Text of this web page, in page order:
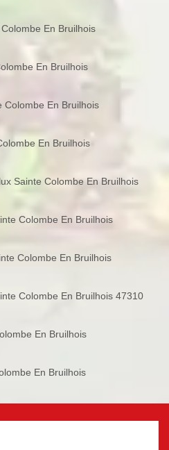
En Bruilhois
En Bruilhois
Colombe En Bruilhois
En Bruilhois
Sainte Colombe En Bruilhois
Colombe En Bruilhois
Colombe En Bruilhois
Colombe En Bruilhois 47310
En Bruilhois
En Bruilhois